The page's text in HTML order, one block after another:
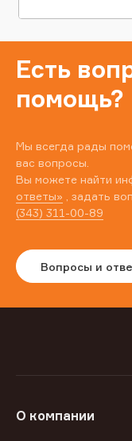
Есть
помощь?
Мы всегда рады
вас вопросы.
Вы можете найти
ответы» , задать
(343) 311-00-89
Вопросы и
О компании